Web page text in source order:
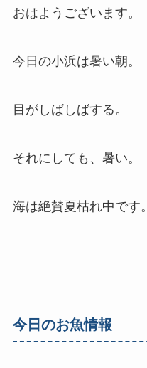
おはようございます。
今日の小浜は暑い朝。
目がしばしばする。
それにしても、暑い。
海は絶賛夏枯れ中です。
今日のお魚情報